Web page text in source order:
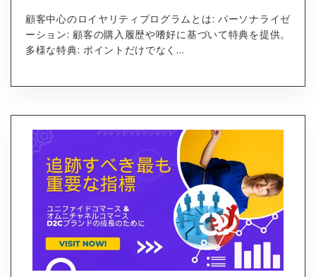
顧客中心のロイヤリティプログラムとは: パーソナライゼ
ーション: 顧客の購入履歴や嗜好に基づいて特典を提供。
多様な特典: ポイントだけでなく...